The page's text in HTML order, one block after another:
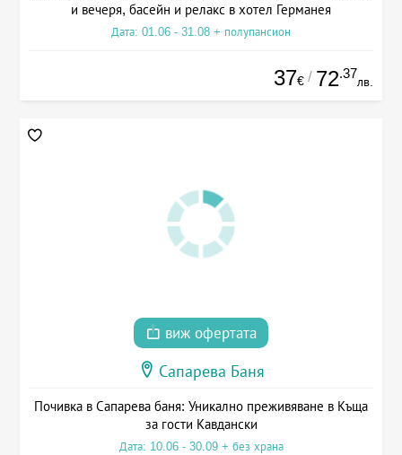
и вечеря, басейн и релакс в хотел Германея
Дата: 01.06 - 31.08 + полупансион
37€ / 72.37
лв.
виж офертата
Сапарева Баня
Почивка в Сапарева баня: Уникално преживяване в Къща
за гости Кавдански
Дата: 10.06 - 30.09 + без храна